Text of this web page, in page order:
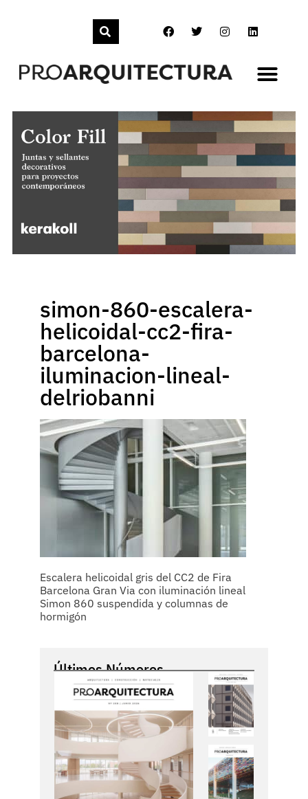
simon-860-escalera-
helicoidal-cc2-fira-
barcelona-
iluminacion-lineal-
delriobanni
Escalera helicoidal gris del CC2 de Fira
Barcelona Gran Via con iluminación lineal
Simon 860 suspendida y columnas de
hormigón
Últimos Números